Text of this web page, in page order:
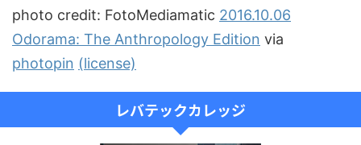
photo credit: FotoMediamatic 2016.10.06
Odorama: The Anthropology Edition via
photopin (license)
レバテックカレッジ